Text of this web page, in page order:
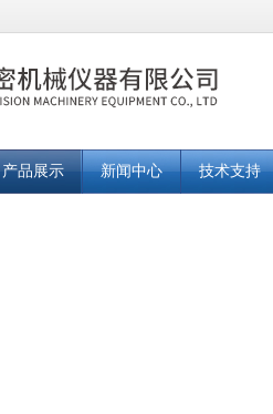
产品展示 新闻中心 技术支持